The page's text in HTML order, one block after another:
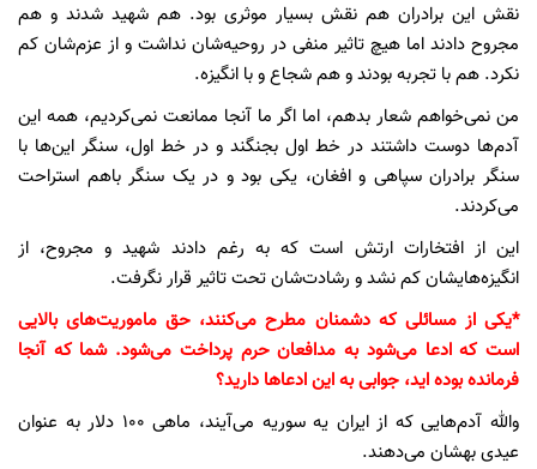
نقش این برادران هم نقش بسیار موثری بود. هم شهید شدند و هم
مجروح دادند اما هیچ تاثیر منفی در روحیه‌شان نداشت و از عزم‌شان کم
نکرد. هم با تجربه بودند و هم شجاع و با انگیزه.
من نمی‌خواهم شعار بدهم، اما اگر ما آنجا ممانعت نمی‌کردیم، همه این
آدم‌ها دوست داشتند در خط اول بجنگند و در خط اول، سنگر این‌ها با
سنگر برادران سپاهی و افغان، یکی بود و در یک سنگر باهم استراحت
می‌کردند.
این از افتخارات ارتش است که به رغم دادند شهید و مجروح، از
انگیزه‌هایشان کم نشد و رشادت‌شان تحت تاثیر قرار نگرفت.
*یکی از مسائلی که دشمنان مطرح می‌کنند، حق ماموریت‌های بالایی
است که ادعا می‌شود به مدافعان حرم پرداخت می‌شود. شما که آنجا
فرمانده بوده اید، جوابی به این ادعاها دارید؟
والله آدم‌هایی که از ایران یه سوریه می‌آیند، ماهی 100 دلار به عنوان
عیدی بهشان می‌دهند.